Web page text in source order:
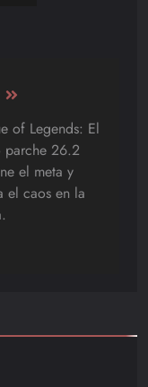
of Legends: El
parche 26.2
el meta y
el caos en la